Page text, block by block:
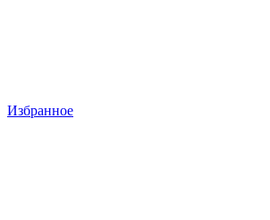
Избранное